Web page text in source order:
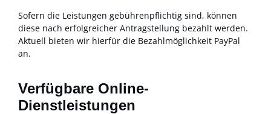
Sofern die Leistungen gebührenpflichtig sind, können
diese nach erfolgreicher Antragstellung bezahlt werden.
Aktuell bieten wir hierfür die Bezahlmöglichkeit PayPal
an.
Verfügbare Online-
Dienstleistungen